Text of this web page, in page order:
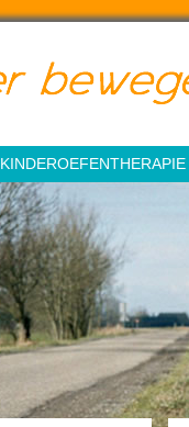
KINDEROEFENTHERAPIE